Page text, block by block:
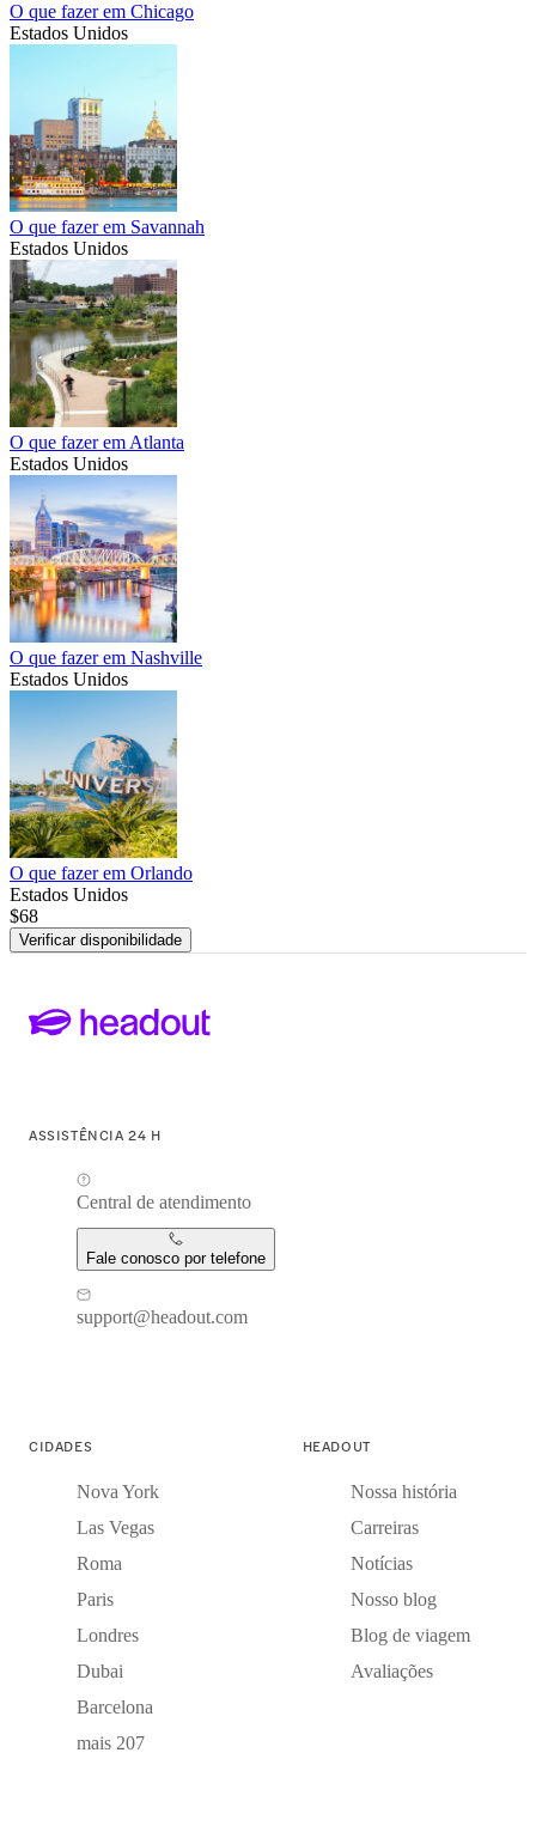
O que fazer em Chicago
Estados Unidos
O que fazer em Savannah
Estados Unidos
O que fazer em Atlanta
Estados Unidos
O que fazer em Nashville
Estados Unidos
O que fazer em Orlando
Estados Unidos
$68
Verificar disponibilidade
ASSISTÊNCIA 24 H
Central de atendimento
Fale conosco por telefone
support@headout.com
CIDADES
Nova York
Las Vegas
Roma
Paris
Londres
Dubai
Barcelona
mais 207
HEADOUT
Nossa história
Carreiras
Notícias
Nosso blog
Blog de viagem
Avaliações